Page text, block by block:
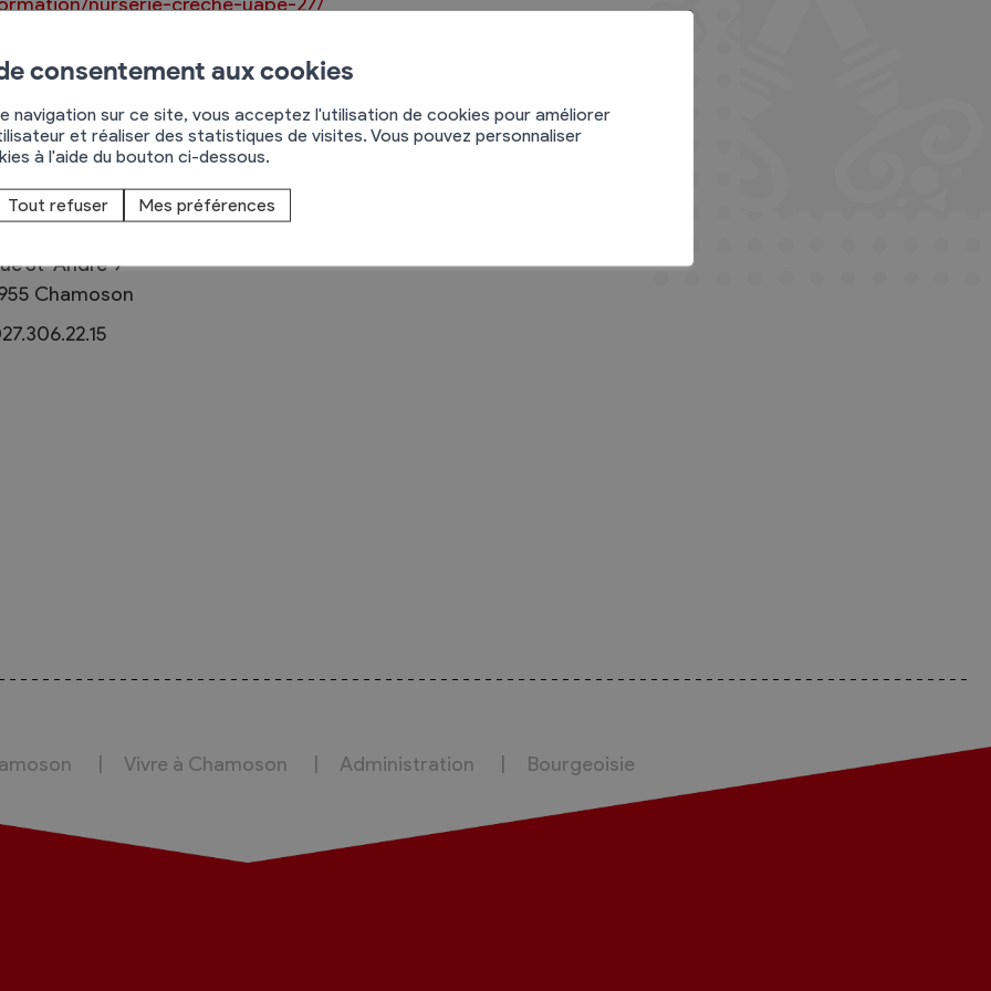
législature
Règlements
Administration
Sécurité et police
Services autofinancés
St-André 9
Chamoson
Vivre à Chamoson Administration Bourgeoisie
consentement aux cookies
navigation sur ce site, vous acceptez l'utilisation de cookies pour améliorer
et réaliser des statistiques de visites. Vous pouvez personnaliser
à l'aide du bouton ci-dessous.
Tout refuser Mes préférences